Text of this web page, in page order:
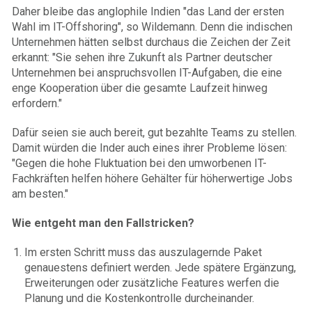
Daher bleibe das anglophile Indien "das Land der ersten
Wahl im IT-Offshoring", so Wildemann. Denn die indischen
Unternehmen hätten selbst durchaus die Zeichen der Zeit
erkannt: "Sie sehen ihre Zukunft als Partner deutscher
Unternehmen bei anspruchsvollen IT-Aufgaben, die eine
enge Kooperation über die gesamte Laufzeit hinweg
erfordern."
Dafür seien sie auch bereit, gut bezahlte Teams zu stellen.
Damit würden die Inder auch eines ihrer Probleme lösen:
"Gegen die hohe Fluktuation bei den umworbenen IT-
Fachkräften helfen höhere Gehälter für höherwertige Jobs
am besten."
Wie entgeht man den Fallstricken?
Im ersten Schritt muss das auszulagernde Paket
genauestens definiert werden. Jede spätere Ergänzung,
Erweiterungen oder zusätzliche Features werfen die
Planung und die Kostenkontrolle durcheinander.